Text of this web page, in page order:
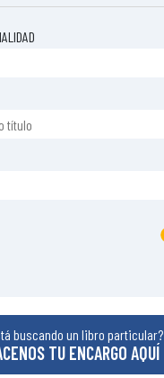
buscando un libro particular?
TU ENCARGO AQUÍ